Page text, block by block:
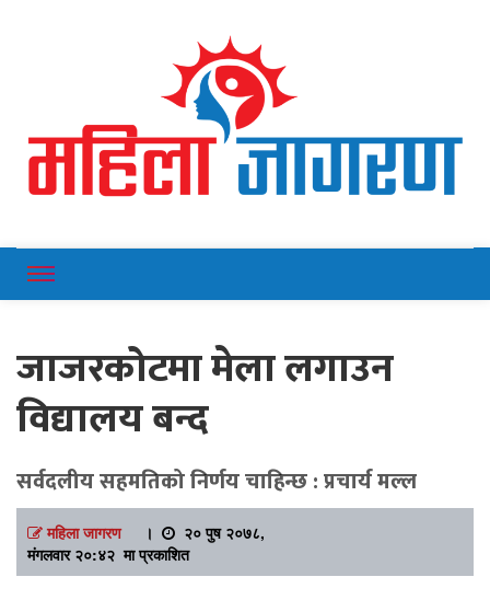
Mahilajagaran
जाजरकोटमा मेला लगाउन
विद्यालय बन्द
सर्वदलीय सहमतिको निर्णय चाहिन्छ : प्रचार्य मल्ल
महिला जागरण।
२० पुष २०७८,
मंगलवार २०:४२ मा प्रकाशित